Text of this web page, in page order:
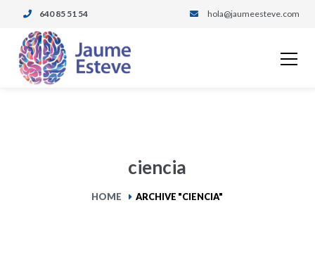
640 85 51 54 hola@jaumeesteve.com
ciencia
HOME ARCHIVE "CIENCIA"